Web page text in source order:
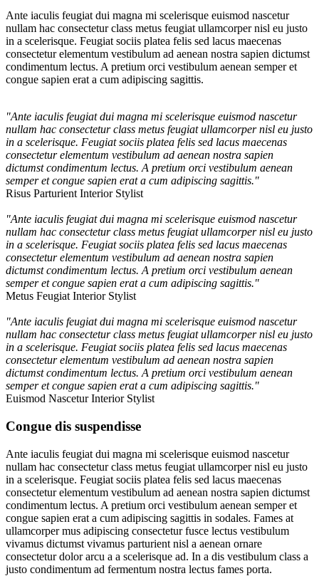
Ante iaculis feugiat dui magna mi scelerisque euismod nascetur
nullam hac consectetur class metus feugiat ullamcorper nisl eu justo
in a scelerisque. Feugiat sociis platea felis sed lacus maecenas
consectetur elementum vestibulum ad aenean nostra sapien dictumst
condimentum lectus. A pretium orci vestibulum aenean semper et
congue sapien erat a cum adipiscing sagittis.
"Ante iaculis feugiat dui magna mi scelerisque euismod nascetur
nullam hac consectetur class metus feugiat ullamcorper nisl eu justo
in a scelerisque. Feugiat sociis platea felis sed lacus maecenas
consectetur elementum vestibulum ad aenean nostra sapien
dictumst condimentum lectus. A pretium orci vestibulum aenean
semper et congue sapien erat a cum adipiscing sagittis."
Risus Parturient Interior Stylist
"Ante iaculis feugiat dui magna mi scelerisque euismod nascetur
nullam hac consectetur class metus feugiat ullamcorper nisl eu justo
in a scelerisque. Feugiat sociis platea felis sed lacus maecenas
consectetur elementum vestibulum ad aenean nostra sapien
dictumst condimentum lectus. A pretium orci vestibulum aenean
semper et congue sapien erat a cum adipiscing sagittis."
Metus Feugiat Interior Stylist
"Ante iaculis feugiat dui magna mi scelerisque euismod nascetur
nullam hac consectetur class metus feugiat ullamcorper nisl eu justo
in a scelerisque. Feugiat sociis platea felis sed lacus maecenas
consectetur elementum vestibulum ad aenean nostra sapien
dictumst condimentum lectus. A pretium orci vestibulum aenean
semper et congue sapien erat a cum adipiscing sagittis."
Euismod NasceturInterior Stylist
Congue dis suspendisse
Ante iaculis feugiat dui magna mi scelerisque euismod nascetur
nullam hac consectetur class metus feugiat ullamcorper nisl eu justo
in a scelerisque. Feugiat sociis platea felis sed lacus maecenas
consectetur elementum vestibulum ad aenean nostra sapien dictumst
condimentum lectus. A pretium orci vestibulum aenean semper et
congue sapien erat a cum adipiscing sagittis in sodales. Fames at
ullamcorper mus adipiscing consectetur fusce lectus vestibulum
vivamus dictumst vivamus parturient nisl a aenean ornare
consectetur dolor arcu a a scelerisque ad. In a dis vestibulum class a
justo condimentum ad fermentum nostra lectus fames porta.